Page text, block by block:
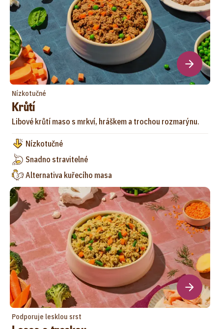
Nízkotučné
Krůtí
Libové krůtí maso s mrkví, hráškem a trochou rozmarýnu.
Nízkotučné
Snadno stravitelné
Alternativa kuřecího masa
Podporuje lesklou srst